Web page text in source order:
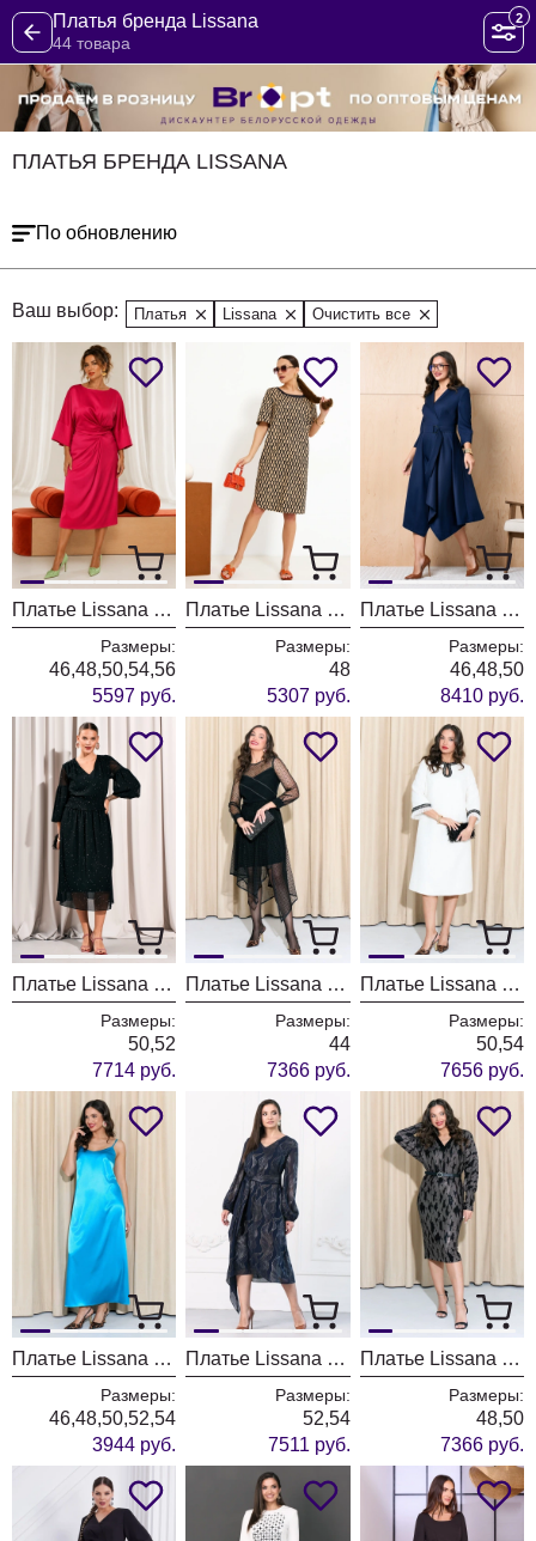
Платья бренда Lissana
44 товара
2
ПЛАТЬЯ БРЕНДА LISSANA
По обновлению
Ваш выбор: Платья Lissana Очистить все
Платье Lissana 5067
Размеры:
46,48,50,54,56
5597 руб.
Платье Lissana 4912
Размеры:
48
5307 руб.
Платье Lissana 5054
Размеры:
46,48,50
8410 руб.
Платье Lissana 4776
Размеры:
50,52
7714 руб.
Платье Lissana 4982
Размеры:
44
7366 руб.
Платье Lissana 4987
Размеры:
50,54
7656 руб.
Платье Lissana 4986
Размеры:
46,48,50,52,54
3944 руб.
Платье Lissana 4970
Размеры:
52,54
7511 руб.
Платье Lissana 4991
Размеры:
48,50
7366 руб.